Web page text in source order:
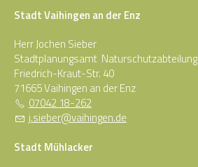
Stadt Vaihingen an der Enz
Herr Jochen Sieber
Stadtplanungsamt Naturschutzabteilung
Friedrich-Kraut-Str. 40
71665 Vaihingen an der Enz
07042 18-262
j s b r v h ng n d
Stadt Mühlacker